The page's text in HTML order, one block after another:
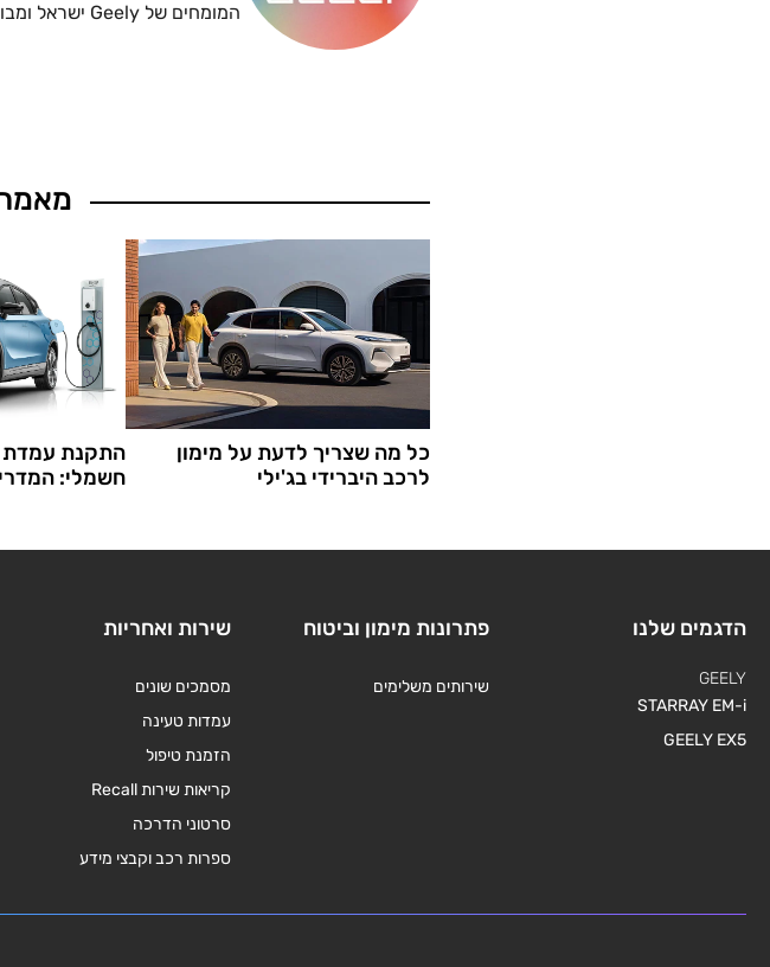
המומחים של Geely ישראל ומבוססים על ידע מקצועי, ניסיון גלובלי וחדשנות מתקדמת.
כל מה שצריך לדעת על מימון
לרכב היברידי בג'ילי
התקנת עמדת
חשמלי:
הדגמים שלנו
GEELY
STARRAY EM-i
GEELY EX5
פתרונות מימון וביטוח
שירותים משלימים
שירות ואחריות
מסמכים שונים
עמדות טעינה
הזמנת טיפול
קריאות שירות Recall
סרטוני הדרכה
ספרות רכב וקבצי מידע